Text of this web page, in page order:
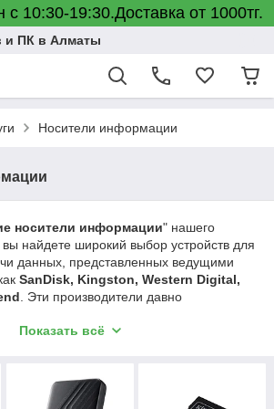
10:30-19:30.Доставка от 1000тг.
и ПК в Алматы
Носители информации
носители информации" нашего
вы найдете широкий выбор устройств для
данных, представленных ведущими
SanDisk, Kingston, Western Digital,
. Эти производители давно
своей продукции.
(USB-флешки)— компактные и удобные
подходящие для хранения и быстрого
Показать всё